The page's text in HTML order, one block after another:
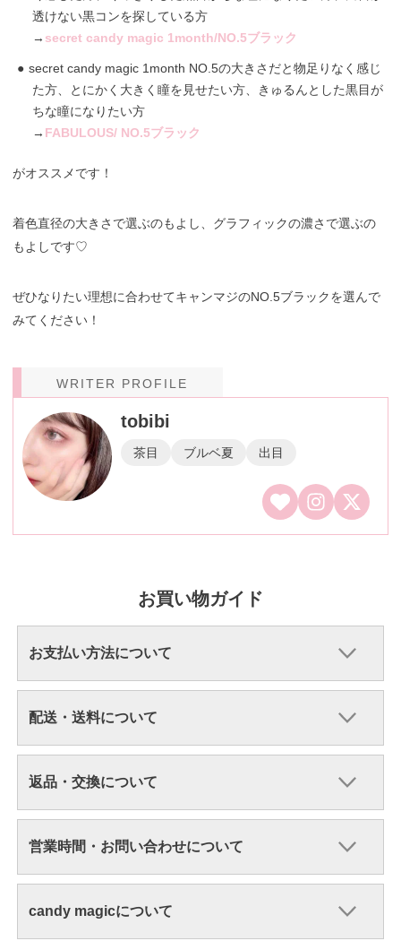
透けない黒コンを探している方
→ secret candy magic 1month/NO.5ブラック
secret candy magic 1month NO.5の大きさだと物足りなく感じ
た方、とにかく大きく瞳を見せたい方、きゅるんとした黒目が
ちな瞳になりたい方
→ FABULOUS/ NO.5ブラック
がオススメです！
着色直径の大きさで選ぶのもよし、グラフィックの濃さで選ぶの
もよしです♡
ぜひなりたい理想に合わせてキャンマジのNO.5ブラックを選んで
みてください！
WRITER PROFILE
tobibi
茶目 ブルベ夏 出目
お買い物ガイド
お支払い方法について
配送・送料について
返品・交換について
営業時間・お問い合わせについて
candy magicについて